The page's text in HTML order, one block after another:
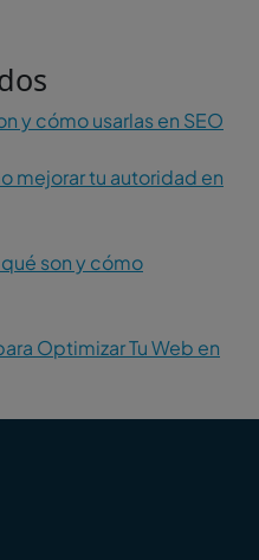
y cómo usarlas en SEO
mejorar tu autoridad en
son y cómo
Optimizar Tu Web en